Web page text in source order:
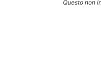
Questo non